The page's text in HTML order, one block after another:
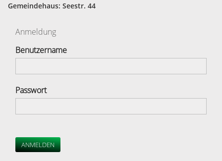
Gemeindehaus: Seestr. 44
Anmeldung
Benutzername
Passwort
ANMELDEN